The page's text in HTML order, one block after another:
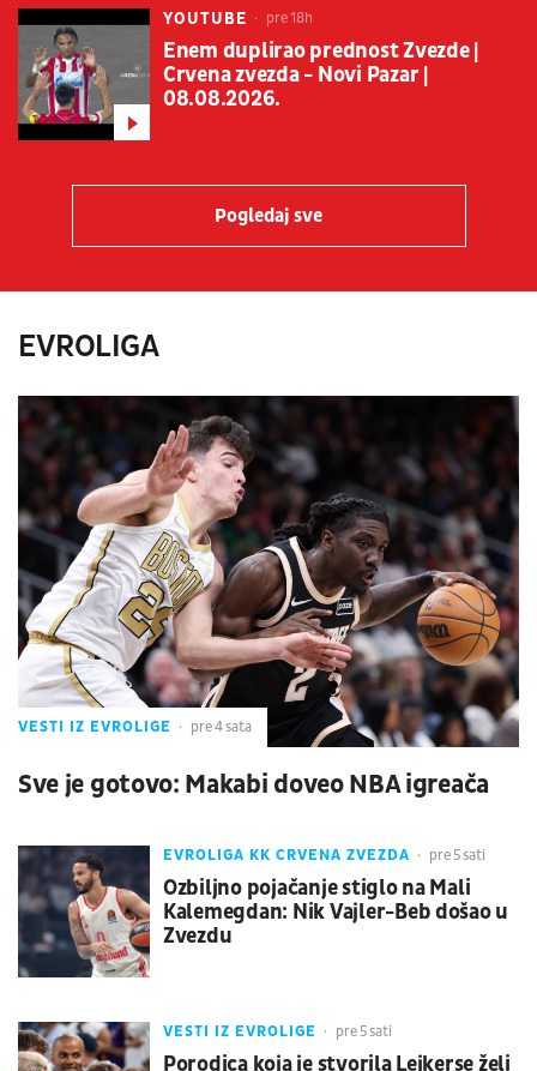
YOUTUBE pre 18h
Enem duplirao prednost Zvezde |
Crvena zvezda - Novi Pazar |
08.08.2026.
Pogledaj sve
EVROLIGA
VESTI IZ EVROLIGE pre 4 sata
Sve je gotovo: Makabi doveo NBA igreača
EVROLIGA KK CRVENA ZVEZDA pre 5 sati
Ozbiljno pojačanje stiglo na Mali
Kalemegdan: Nik Vajler-Beb došao u
Zvezdu
VESTI IZ EVROLIGE pre 5 sati
Porodica koja je stvorila Lejkerse želi